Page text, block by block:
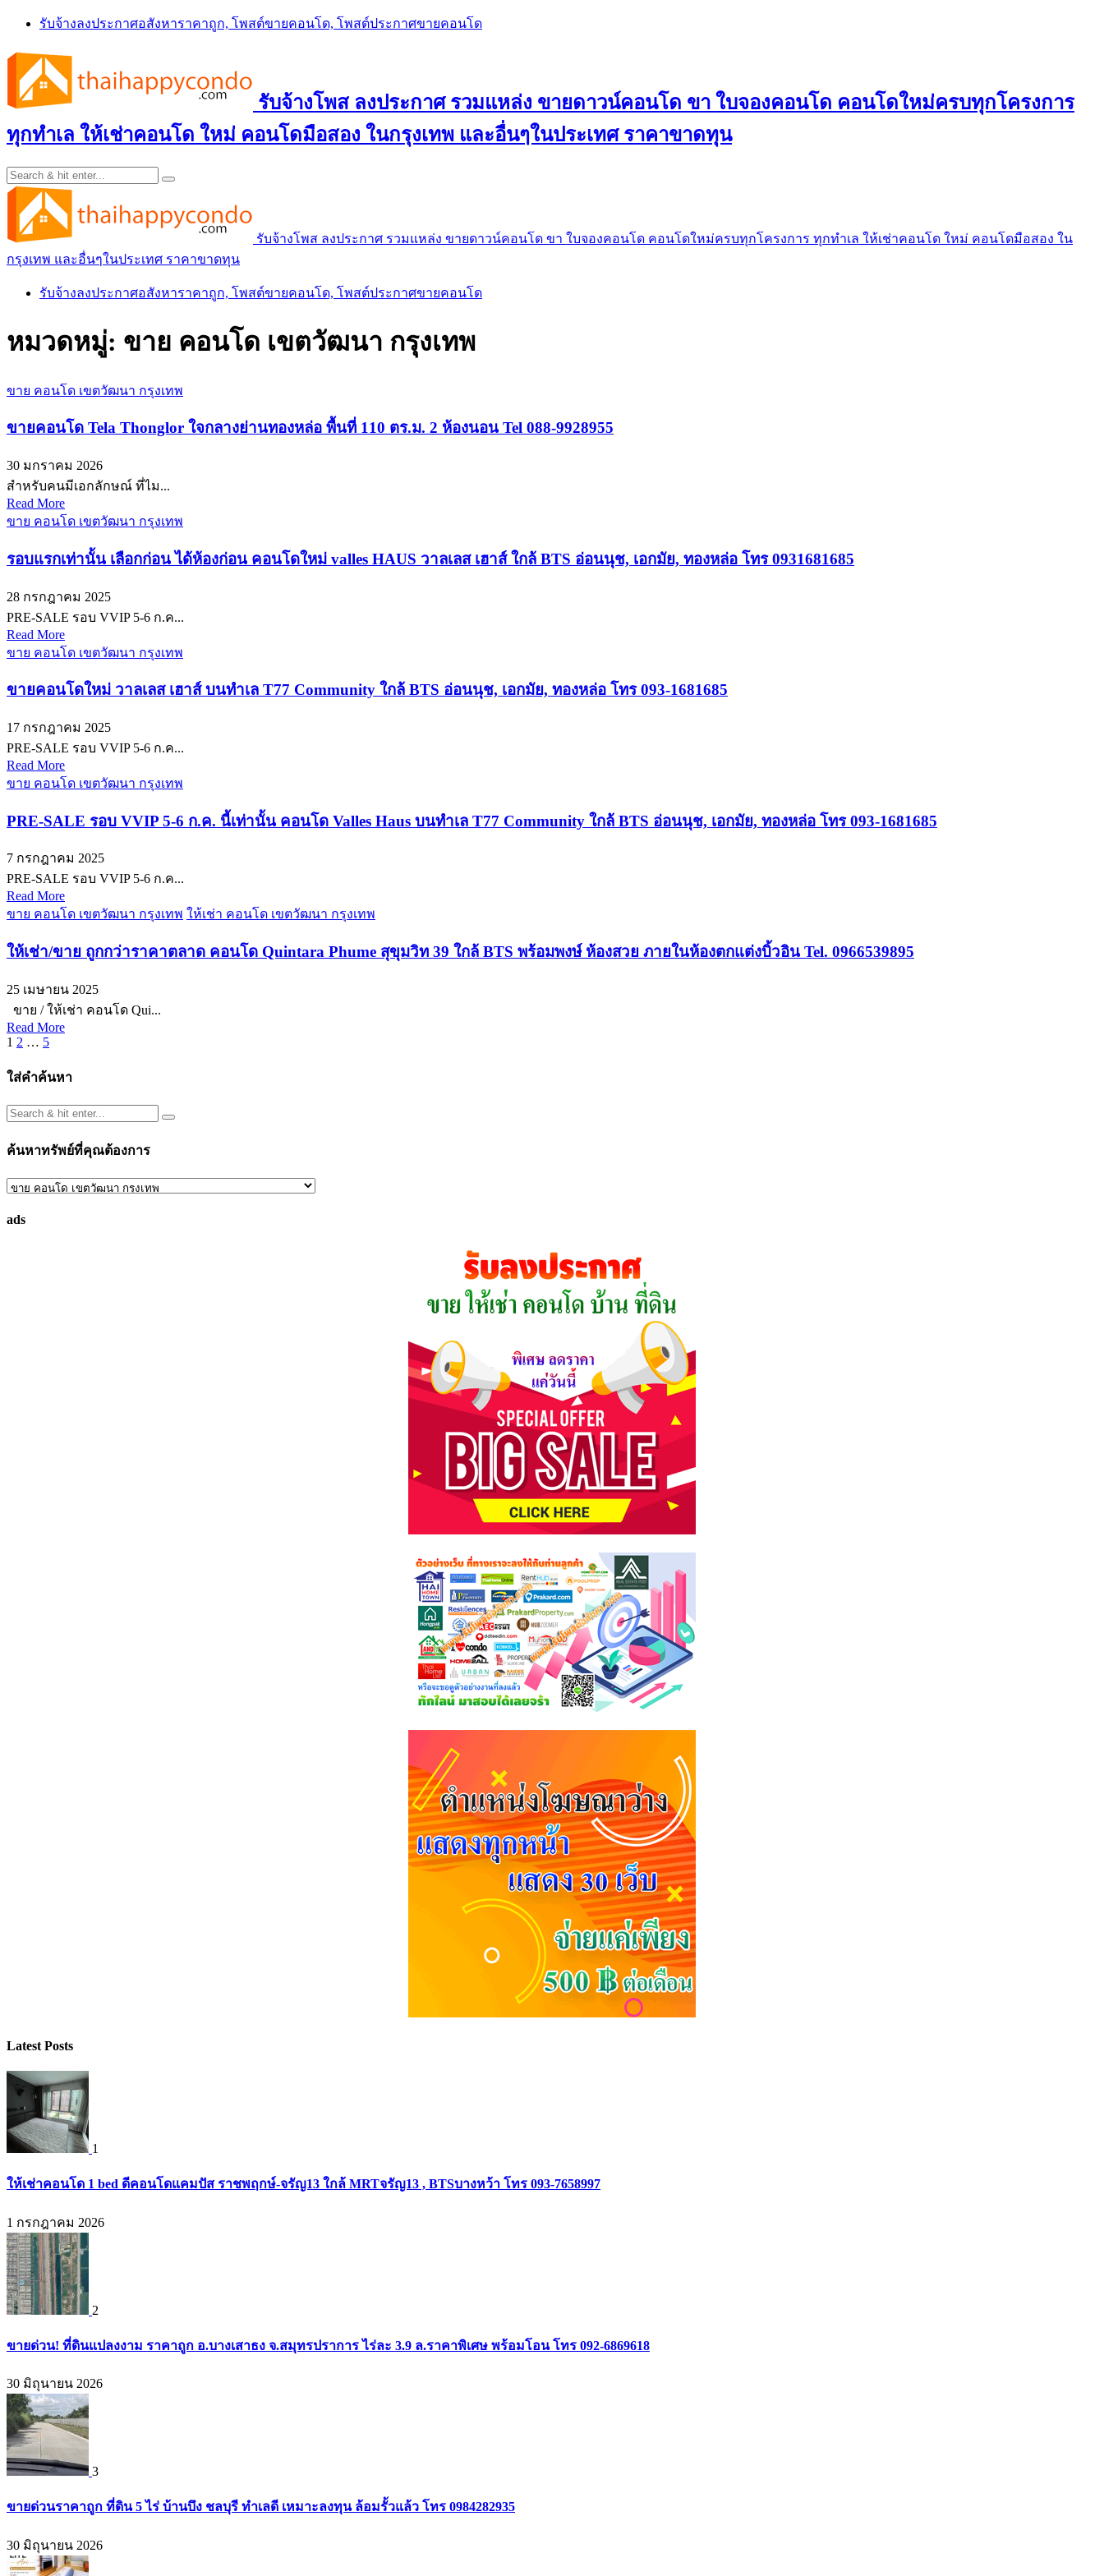
Skip
content
รับจ้างลงประกาศอสังหาราคาถูก, โพสต์ขายคอนโด, โพสต์ประกาศขายคอนโด
รับจ้างโพส ลงประกาศ รวมแหล่ง ขายดาวน์คอนโด ขา ใบจองคอนโด คอนโดใหม่ครบทุกโครงการ
ทุกทำเล ให้เช่าคอนโด ใหม่ คอนโดมือสอง ในกรุงเทพ และอื่นๆในประเทศ ราคาขาดทุน
รับจ้างโพส ลงประกาศ รวมแหล่ง ขายดาวน์คอนโด ขา ใบจองคอนโด คอนโดใหม่ครบทุกโครงการ ทุกทำเล ให้เช่าคอนโด ใหม่ คอนโดมือสอง ใน
กรุงเทพ และอื่นๆในประเทศ ราคาขาดทุน
รับจ้างลงประกาศอสังหาราคาถูก, โพสต์ขายคอนโด, โพสต์ประกาศขายคอนโด
หมวดหมู่: ขาย คอนโด เขตวัฒนา กรุงเทพ
ขาย คอนโด เขตวัฒนา กรุงเทพ
ขายคอนโด Tela Thonglor ใจกลางย่านทองหล่อ พื้นที่ 110 ตร.ม. 2 ห้องนอน Tel 088-9928955
30 มกราคม 2026
สำหรับคนมีเอกลักษณ์ ที่ไม...
Read More
ขาย คอนโด เขตวัฒนา กรุงเทพ
รอบแรกเท่านั้น เลือกก่อน ได้ห้องก่อน คอนโดใหม่ valles HAUS วาลเลส เฮาส์ ใกล้ BTS อ่อนนุช, เอกมัย, ทองหล่อ โทร 0931681685
28 กรกฎาคม 2025
PRE-SALE รอบ VVIP 5-6 ก.ค...
Read More
ขาย คอนโด เขตวัฒนา กรุงเทพ
ขายคอนโดใหม่ วาลเลส เฮาส์ บนทำเล T77 Community ใกล้ BTS อ่อนนุช, เอกมัย, ทองหล่อ โทร 093-1681685
17 กรกฎาคม 2025
PRE-SALE รอบ VVIP 5-6 ก.ค...
Read More
ขาย คอนโด เขตวัฒนา กรุงเทพ
PRE-SALE รอบ VVIP 5-6 ก.ค. นี้เท่านั้น คอนโด Valles Haus บนทำเล T77 Community ใกล้ BTS อ่อนนุช, เอกมัย, ทองหล่อ โทร 093-1681685
7 กรกฎาคม 2025
PRE-SALE รอบ VVIP 5-6 ก.ค...
Read More
ขาย คอนโด เขตวัฒนา กรุงเทพ ให้เช่า คอนโด เขตวัฒนา กรุงเทพ
ให้เช่า/ขาย ถูกกว่าราคาตลาด คอนโด Quintara Phume สุขุมวิท 39 ใกล้ BTS พร้อมพงษ์ ห้องสวย ภายในห้องตกแต่งบิ้วอิน Tel. 0966539895
25 เมษายน 2025
ขาย / ให้เช่า คอนโด Qui...
Read More
Posts
pagination
1 2 … 5
ใส่คำค้นหา
ค้นหาทรัพย์ที่คุณต้องการ
ค้นหา
ที่
ads
Latest Posts
1
ให้เช่าคอนโด 1 bed ดีคอนโดแคมปัส ราชพฤกษ์-จรัญ13 ใกล้ MRTจรัญ13 , BTSบางหว้า โทร 093-7658997
1 กรกฎาคม 2026
2
ขายด่วน! ที่ดินแปลงงาม ราคาถูก อ.บางเสาธง จ.สมุทรปราการ ไร่ละ 3.9 ล.ราคาพิเศษ พร้อมโอน โทร 092-6869618
30 มิถุนายน 2026
3
ขายด่วนราคาถูก ที่ดิน 5 ไร่ บ้านบึง ชลบุรี ทำเลดี เหมาะลงทุน ล้อมรั้วแล้ว โทร 0984282935
30 มิถุนายน 2026